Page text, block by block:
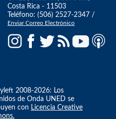
Costa Rica - 11503
Teléfono: (506) 2527-2347 /
Enviar Correo Electrónico
2008-2026: Los
de Onda UNED se
con Licencia Creative